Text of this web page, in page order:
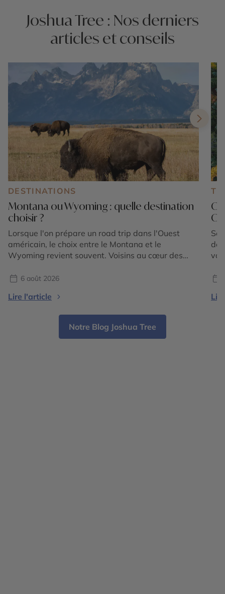
Joshua Tree : Nos derniers
articles et conseils
DESTINATIONS
Montana ou Wyoming : quelle destination
choisir ?
Lorsque l'on prépare un road trip dans l'Ouest
américain, le choix entre le Montana et le
Wyoming revient souvent. Voisins au cœur des
des paysages grandioses, une nature préservée et
Pourtant, ils possèdent chacun une identité bien
6 août 2026
Lire l'article
Notre Blog Joshua Tree